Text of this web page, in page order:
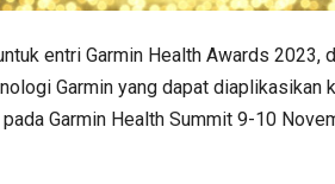
entri Garmin Health Awards
Garmin yang dapat diaplikasikan
Garmin Health Summit 9-10